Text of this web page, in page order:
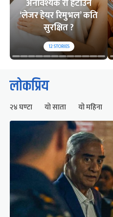
अनावश्यक रौं हटाउने
‘लेजर हेयर रिमुभल’ कति
सुरक्षित ?
12STORIES
लोकप्रिय
२४ घण्टा यो साता यो महिना